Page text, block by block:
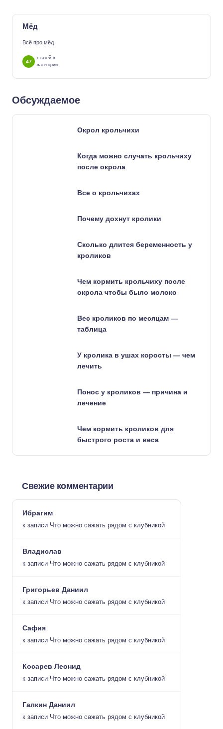
Мёд
Всё про мёд
47
статей в
категории
Обсуждаемое
Окрол крольчихи
Когда можно случать крольчиху
после окрола
Все о крольчихах
Почему дохнут кролики
Сколько длится беременность у
кроликов
Чем кормить крольчиху после
окрола чтобы было молоко
Вес кроликов по месяцам —
таблица
У кролика в ушах коросты — чем
лечить
Понос у кроликов — причина и
лечение
Чем кормить кроликов для
быстрого роста и веса
Свежие комментарии
Ибрагим
к записи Что можно сажать рядом с клубникой
Владислав
к записи Что можно сажать рядом с клубникой
Григорьев Даниил
к записи Что можно сажать рядом с клубникой
Сафия
к записи Что можно сажать рядом с клубникой
Косарев Леонид
к записи Что можно сажать рядом с клубникой
Галкин Даниил
к записи Что можно сажать рядом с клубникой